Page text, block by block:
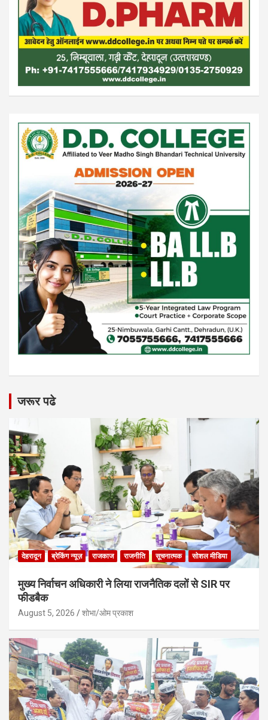
जरूर पढे
देहरादून ब्रेकिंग न्यूज़ राजकाज राजनीति सूचनात्मक सोशल मीडिया
मुख्य निर्वाचन अधिकारी ने लिया राजनैतिक दलों से SIR पर
फीडबैक
August 5, 2026 शोभा/ओम प्रकाश